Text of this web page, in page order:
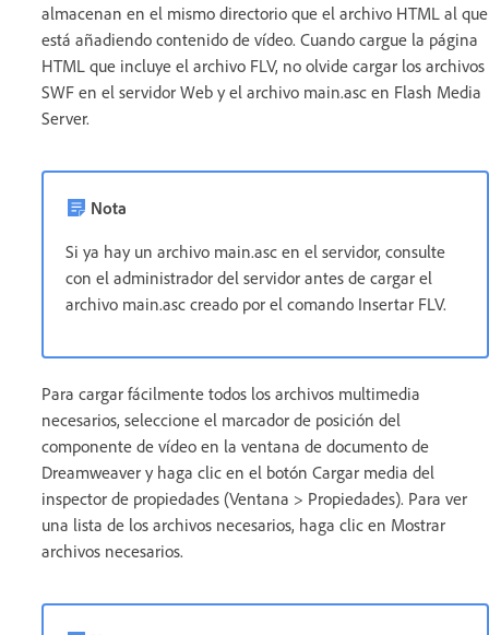
almacenan en el mismo directorio que el archivo HTML al que
está añadiendo contenido de vídeo. Cuando cargue la página
HTML que incluye el archivo FLV, no olvide cargar los archivos
SWF en el servidor Web y el archivo main.asc en Flash Media
Server.
Nota
Si ya hay un archivo main.asc en el servidor, consulte
con el administrador del servidor antes de cargar el
archivo main.asc creado por el comando Insertar FLV.
Para cargar fácilmente todos los archivos multimedia
necesarios, seleccione el marcador de posición del
componente de vídeo en la ventana de documento de
Dreamweaver y haga clic en el botón Cargar media del
inspector de propiedades (Ventana > Propiedades). Para ver
una lista de los archivos necesarios, haga clic en Mostrar
archivos necesarios.